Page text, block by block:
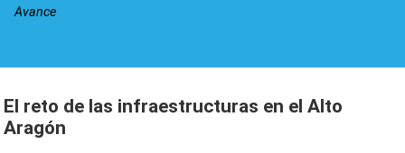
Avance
El reto de las infraestructuras en el Alto
Aragón